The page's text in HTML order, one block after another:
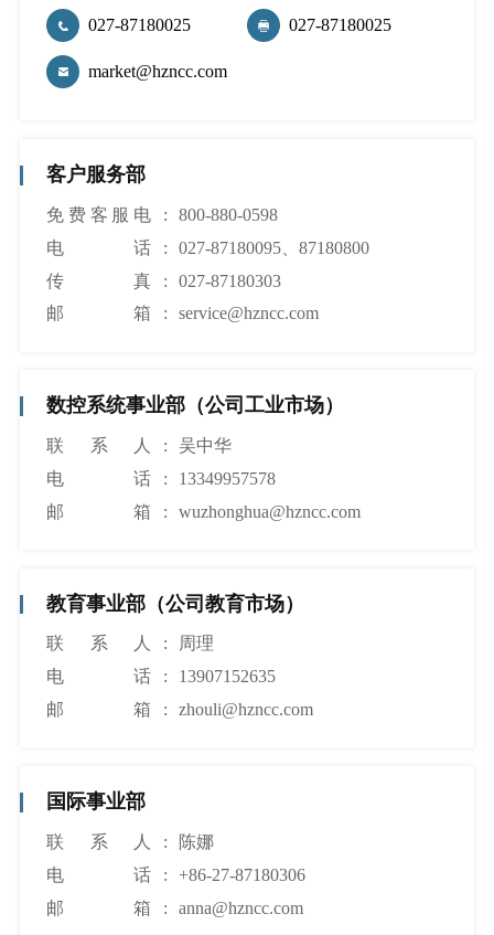
027-87180025 027-87180025
market@hzncc.com
客户服务部
免费客服电
话
:
800-880-0598
电话
:
027-87180095、87180800
传真
:
027-87180303
邮箱
: service@hzncc.com
数控系统事业部（公司工业市场）
联系人 :
吴中华
电话
:
13349957578
邮箱
: wuzhonghua@hzncc.com
教育事业部（公司教育市场）
联系人 :
周理
电话
:
13907152635
邮箱
: zhouli@hzncc.com
国际事业部
联系人 :
陈娜
电话
:
+86-27-87180306
邮箱
: anna@hzncc.com